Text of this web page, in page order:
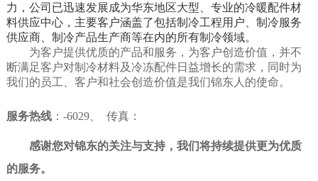
力，公司已迅速发展成为华东地区大型、专业的冷暖配件材
料供应中心，主要客户涵盖了包括制冷工程用户、制冷服务
供应商、制冷产品生产商等在内的所有制冷领域。
为客户提供优质的产品和服务，为客户创造价值，并不
断满足客户对制冷材料及冷冻配件日益增长的需求，同时为
我们的员工、客户和社会创造价值是我们锦东人的使命。
服务热线：-6029、 传真：
感谢您对锦东的关注与支持，我们将持续提供更为优质
的服务。